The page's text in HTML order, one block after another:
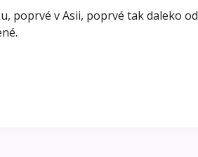
poprvé v Asii, poprvé tak daleko od